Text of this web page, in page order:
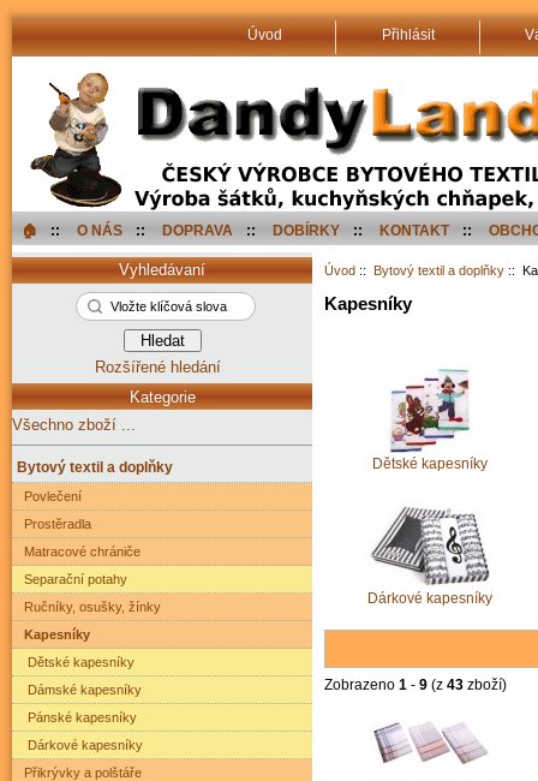
Úvod Přihlásit
🏠︎ :: O NÁS :: DOPRAVA :: DOBÍRKY :: KONTAKT ::
Úvod :: Bytový textil a doplňky ::
Kapesníky
Dětské kapesníky
Dárkové kapesníky
Zobrazeno 1 - 9 (z 43 zboží)
Vyhledávaní
Rozšířené hledání
Kategorie
Všechno zboží ...
Bytový textil a doplňky
Povlečení
Prostěradla
Matracové chrániče
Separační potahy
Ručníky, osušky, žínky
Kapesníky
Dětské kapesníky
Dámské kapesníky
Pánské kapesníky
Dárkové kapesníky
Přikrývky a polštáře